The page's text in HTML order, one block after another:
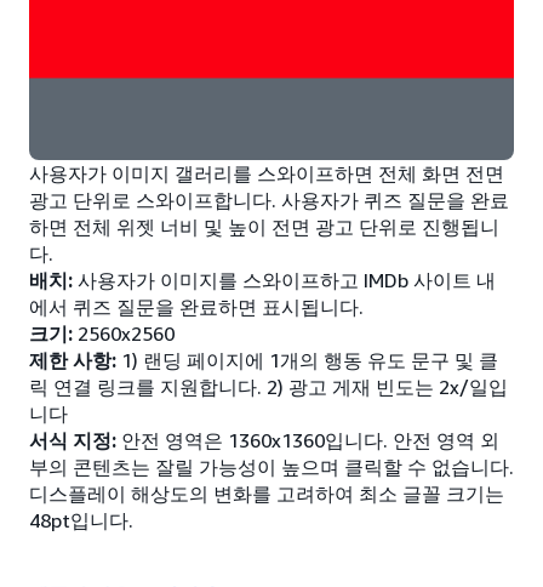
사용자가 이미지 갤러리를 스와이프하면 전체 화면 전면
광고 단위로 스와이프합니다. 사용자가 퀴즈 질문을 완료
하면 전체 위젯 너비 및 높이 전면 광고 단위로 진행됩니
다.
배치: 사용자가 이미지를 스와이프하고 IMDb 사이트 내
에서 퀴즈 질문을 완료하면 표시됩니다.
크기: 2560x2560
제한 사항: 1) 랜딩 페이지에 1개의 행동 유도 문구 및 클
릭 연결 링크를 지원합니다. 2) 광고 게재 빈도는 2x/일입
니다
서식 지정: 안전 영역은 1360x1360입니다. 안전 영역 외
부의 콘텐츠는 잘릴 가능성이 높으며 클릭할 수 없습니다.
디스플레이 해상도의 변화를 고려하여 최소 글꼴 크기는
48pt입니다.